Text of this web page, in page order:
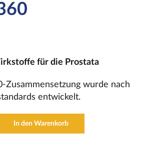
für die Prostata
Zusammensetzung wurde nach
entwickelt.
In den Warenkorb